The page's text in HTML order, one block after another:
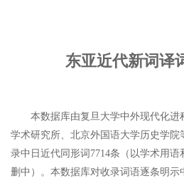
东亚近代新词译
本数据库由复旦大学中外现代化进
学术研究所、北京外国语大学历史学院
录中日近代同形词7714条（以学术用
删中）。本数据库对收录词语逐条明示